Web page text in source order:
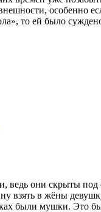
особенно
то ей было
ведь они скрыты
взять в жёны
были мушки. Это